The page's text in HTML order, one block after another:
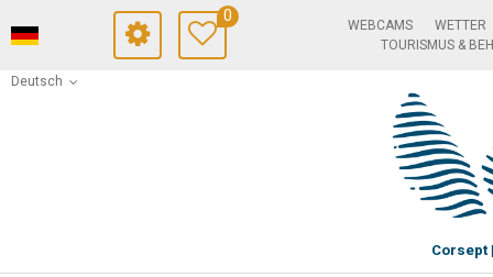
Deutsch
0 WEBCAMS
WETTER
TOURISMUS &
Corsept